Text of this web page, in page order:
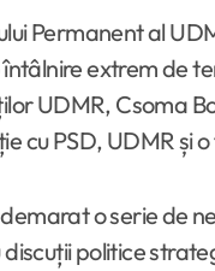
Permanent al
extrem de
UDMR,
cu PSD, UDMR și
o serie de
politice